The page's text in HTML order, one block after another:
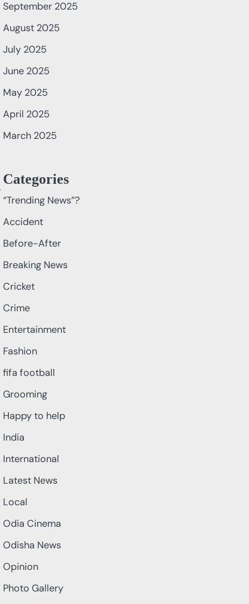
September 2025
August 2025
July 2025
June 2025
May 2025
April 2025
March 2025
Categories
“Trending News”?
Accident
Before-After
Breaking News
Cricket
Crime
Entertainment
Fashion
fifa football
Grooming
Happy to help
India
International
Latest News
Local
Odia Cinema
Odisha News
Opinion
Photo Gallery